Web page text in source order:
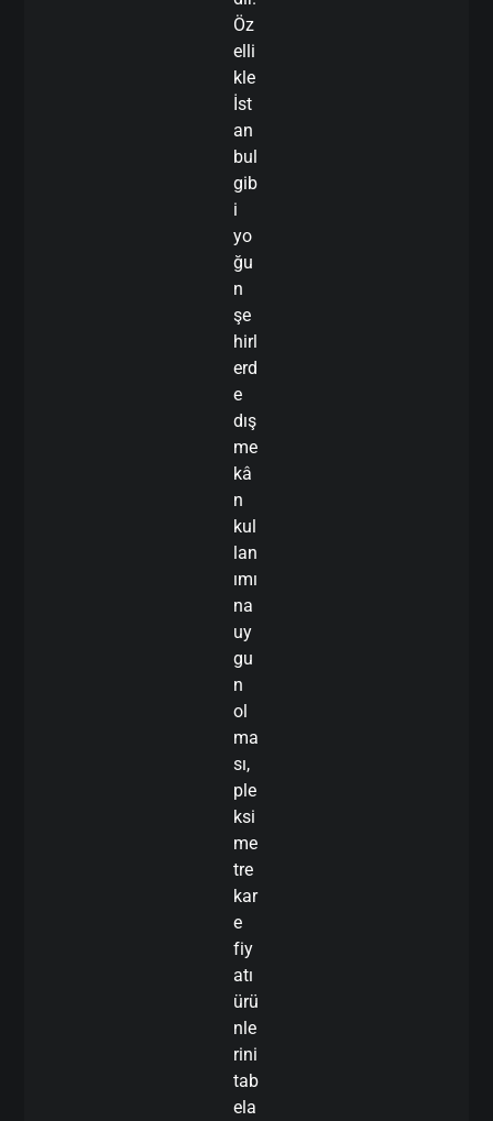
Öz
elli
kle
İst
an
bul
gib
i
yo
ğu
n
şe
hirl
erd
e
dış
me
kâ
n
kul
lan
ımı
na
uy
gu
n
ol
ma
sı,
ple
ksi
me
tre
kar
e
fiy
atı
ürü
nle
rini
tab
ela